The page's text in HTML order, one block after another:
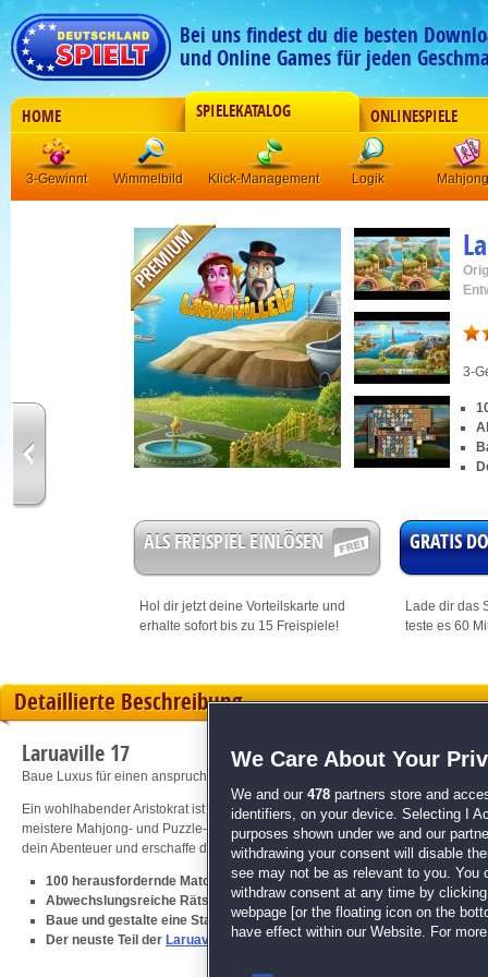
Bei uns findest du die besten
und Online Games für jeden
HOME SPIELEKATALOG ONLINESPIELE
3-Gewinnt Wimmelbild Klick-Management Logik Mahjong
3-
ALS FREISPIEL EINLÖSEN
Hol dir jetzt deine Vorteilskarte und
erhalte sofort bis zu 15 Freispiele!
GRATIS
Lade dir das
teste es 60
Detaillierte Beschreibung
Laruaville 17
Baue Luxus für einen anspruchsvollen Geist
Ein wohlhabender Aristokrat ist zum Geist geworden – doch seine Ansprüche
meistere Mahjong- und Puzzle-Spiele und errichte eine luxuriöse Stadt, die
dein Abenteuer und erschaffe die perfekte Geisterstadt!
100 herausfordernde Match-3-Level mit hilfreicher Tipp-Funktion
Abwechslungsreiche Rätsel: Mahjong, Blocks & Wimmelbild-Szenen
Baue und gestalte eine Stadt für einen anspruchsvollen Geist
Der neuste Teil der Laruaville -Serie
We Care About Your
We and our 478 partners store and
identifiers, on your device. Selecting I
purposes shown under we and our
withdrawing your consent will disable
see may not be as relevant to you. You
withdraw consent at any time by
webpage [or the floating icon on the
have effect within our Website. For